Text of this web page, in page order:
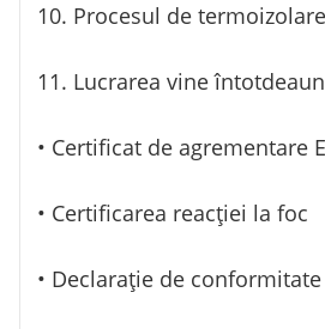
10. Procesul de
11. Lucrarea vine
• Certificat de agrementare
• Certificarea reacției la foc
• Declarație de conformitate